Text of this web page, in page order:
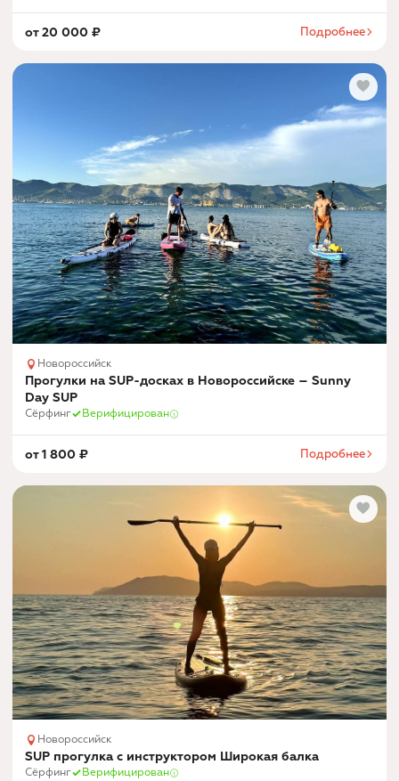
от20 000 ₽ Подробнее
Новороссийск
Прогулки на SUP-досках в Новороссийске – Sunny
Day SUP
Сёрфинг Верифицирован
от1 800 ₽ Подробнее
Новороссийск
SUP прогулка с инструктором Широкая балка
Сёрфинг Верифицирован